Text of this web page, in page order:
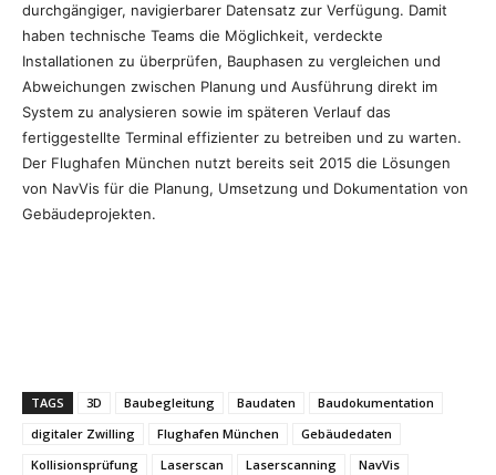
durchgängiger, navigierbarer Datensatz zur Verfügung. Damit
haben technische Teams die Möglichkeit, verdeckte
Installationen zu überprüfen, Bauphasen zu vergleichen und
Abweichungen zwischen Planung und Ausführung direkt im
System zu analysieren sowie im späteren Verlauf das
fertiggestellte Terminal effizienter zu betreiben und zu warten.
Der Flughafen München nutzt bereits seit 2015 die Lösungen
von NavVis für die Planung, Umsetzung und Dokumentation von
Gebäudeprojekten.
TAGS 3D Baubegleitung Baudaten
Baudokumentation
digitaler Zwilling
Flughafen München
Gebäudedaten
Kollisionsprüfung
Laserscan Laserscanning NavVis